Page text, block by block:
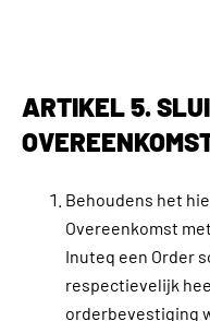
ARTIKEL 5.
Behoudens het
Overeenkomst
Inuteq een Order
respectievelijk
orderbevestiging